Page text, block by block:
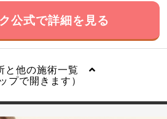
公式で詳細を見る
と他の施術一覧
プで開きます）